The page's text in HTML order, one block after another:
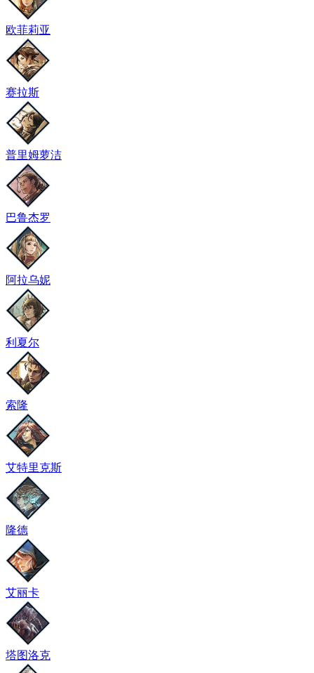
欧菲莉亚
赛拉斯
普里姆萝洁
巴鲁杰罗
阿拉乌妮
利夏尔
索隆
艾特里克斯
隆德
艾丽卡
塔图洛克